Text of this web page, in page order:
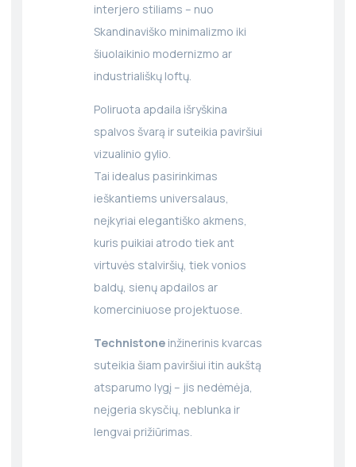
interjero stiliams – nuo
Skandinaviško minimalizmo iki
šiuolaikinio modernizmo ar
industria­liškų loftų.
Poliruota apdaila išryškina
spalvos švarą ir suteikia paviršiui
vizualinio gylio.
Tai idealus pasirinkimas
ieškantiems universalaus,
neįkyriai elegantiško akmens,
kuris puikiai atrodo tiek ant
virtuvės stalviršių, tiek vonios
baldų, sienų apdailos ar
komerciniuose projektuose.
Technistoneinžinerinis kvarcas
suteikia šiam paviršiui itin aukštą
atsparumo lygį – jis nedėmėja,
neįgeria skysčių, neblunka ir
lengvai prižiūrimas.